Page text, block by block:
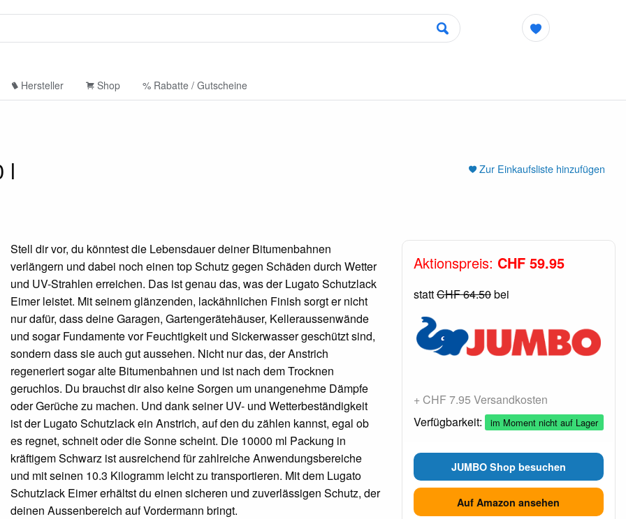
Hersteller Shop % Rabatte / Gutscheine
Zur Einkaufsliste hinzufügen
l
Stell dir vor, du könntest die Lebensdauer deiner Bitumenbahnen
verlängern und dabei noch einen top Schutz gegen Schäden durch Wetter
und UV-Strahlen erreichen. Das ist genau das, was der Lugato Schutzlack
Eimer leistet. Mit seinem glänzenden, lackähnlichen Finish sorgt er nicht
nur dafür, dass deine Garagen, Gartengerätehäuser, Kelleraussenwände
und sogar Fundamente vor Feuchtigkeit und Sickerwasser geschützt sind,
sondern dass sie auch gut aussehen. Nicht nur das, der Anstrich
regeneriert sogar alte Bitumenbahnen und ist nach dem Trocknen
geruchlos. Du brauchst dir also keine Sorgen um unangenehme Dämpfe
oder Gerüche zu machen. Und dank seiner UV- und Wetterbeständigkeit
ist der Lugato Schutzlack ein Anstrich, auf den du zählen kannst, egal ob
es regnet, schneit oder die Sonne scheint. Die 10000 ml Packung in
kräftigem Schwarz ist ausreichend für zahlreiche Anwendungsbereiche
und mit seinen 10.3 Kilogramm leicht zu transportieren. Mit dem Lugato
Schutzlack Eimer erhältst du einen sicheren und zuverlässigen Schutz, der
deinen Aussenbereich auf Vordermann bringt.
Aktionspreis: CHF 59.95
stattCHF 64.50bei
+ CHF 7.95 Versandkosten
Verfügbarkeit:
im Moment nicht auf Lager
JUMBO Shop besuchen
Auf Amazon ansehen